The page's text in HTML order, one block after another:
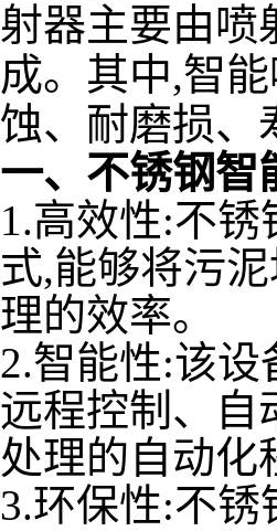
射器主要由喷
成。其中,智
蚀、耐磨损、
一、不锈钢智
1.高效性:不
式,能够将污
理的效率。
2.智能性:该
远程控制、自
处理的自动化
3.环保性:不